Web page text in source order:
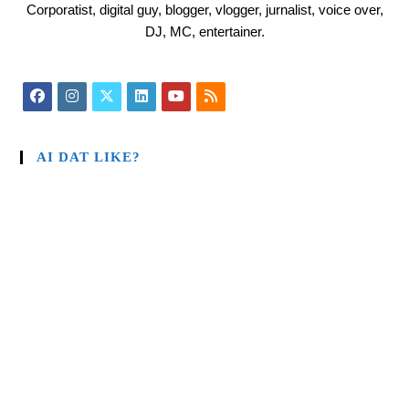
Corporatist, digital guy, blogger, vlogger, jurnalist, voice over,
DJ, MC, entertainer.
AI DAT LIKE?